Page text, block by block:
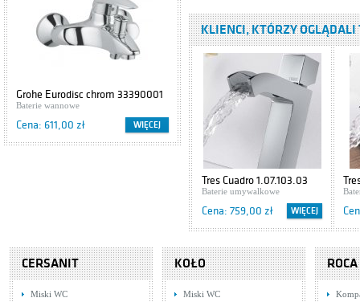
Hansgrohe Axor
Starck 10028000
Baterie umywalkowe
Cena: 2 273,00 zł
Baterie umywalkowe
Cena: 648,00 zł
Exclusive
6.06.103.02.DA
Baterie umywalkowe
Cena: 802,00 zł
Grohe Eurodisc chrom 33390001
Baterie wannowe
Cena: 611,00 zł WIĘCEJ
Cersanit IBIZA S504-009
Szafki podumywalkowe
Cena: 416,00 zł WIĘCEJ
KLIENCI, KTÓRZY
Tres Cuadro 1.07.103.03
Baterie umywalkowe
Cena: 759,00 zł WIĘCEJ
CERSANIT
Miski WC
KOŁO
Miski WC
ROCA